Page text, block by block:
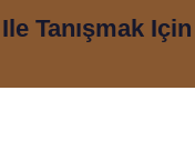
Tanışmak